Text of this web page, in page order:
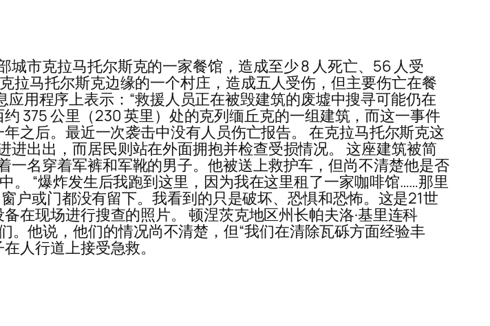
市克拉马托尔斯克的一家餐馆，造成至少 8 人死亡、56 人受
拉马托尔斯克边缘的一个村庄，造成五人受伤，但主要伤亡在餐
用程序上表示：“救援人员正在被毁建筑的废墟中搜寻可能仍在
375 公里（230 英里）处的克列缅丘克的一组建筑，而这一事件
之后。最近一次袭击中没有人员伤亡报告。 在克拉马托尔斯克这
出出，而居民则站在外面拥抱并检查受损情况。 这座建筑被简
名穿着军裤和军靴的男子。他被送上救护车，但尚不清楚他是否
。 “爆炸发生后我跑到这里，因为我在这里租了一家咖啡馆……那里
户或门都没有留下。我看到的只是破坏、恐惧和恐怖。这是21世
在现场进行搜查的照片。 顿涅茨克地区州长帕夫洛·基里连科
。他说，他们的情况尚不清楚，但“我们在清除瓦砾方面经验丰
人行道上接受急救。